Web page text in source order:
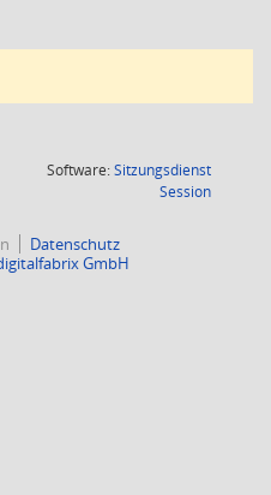
Software:Sitzungsdienst
Session(Wird in
Datenschutz
GmbH